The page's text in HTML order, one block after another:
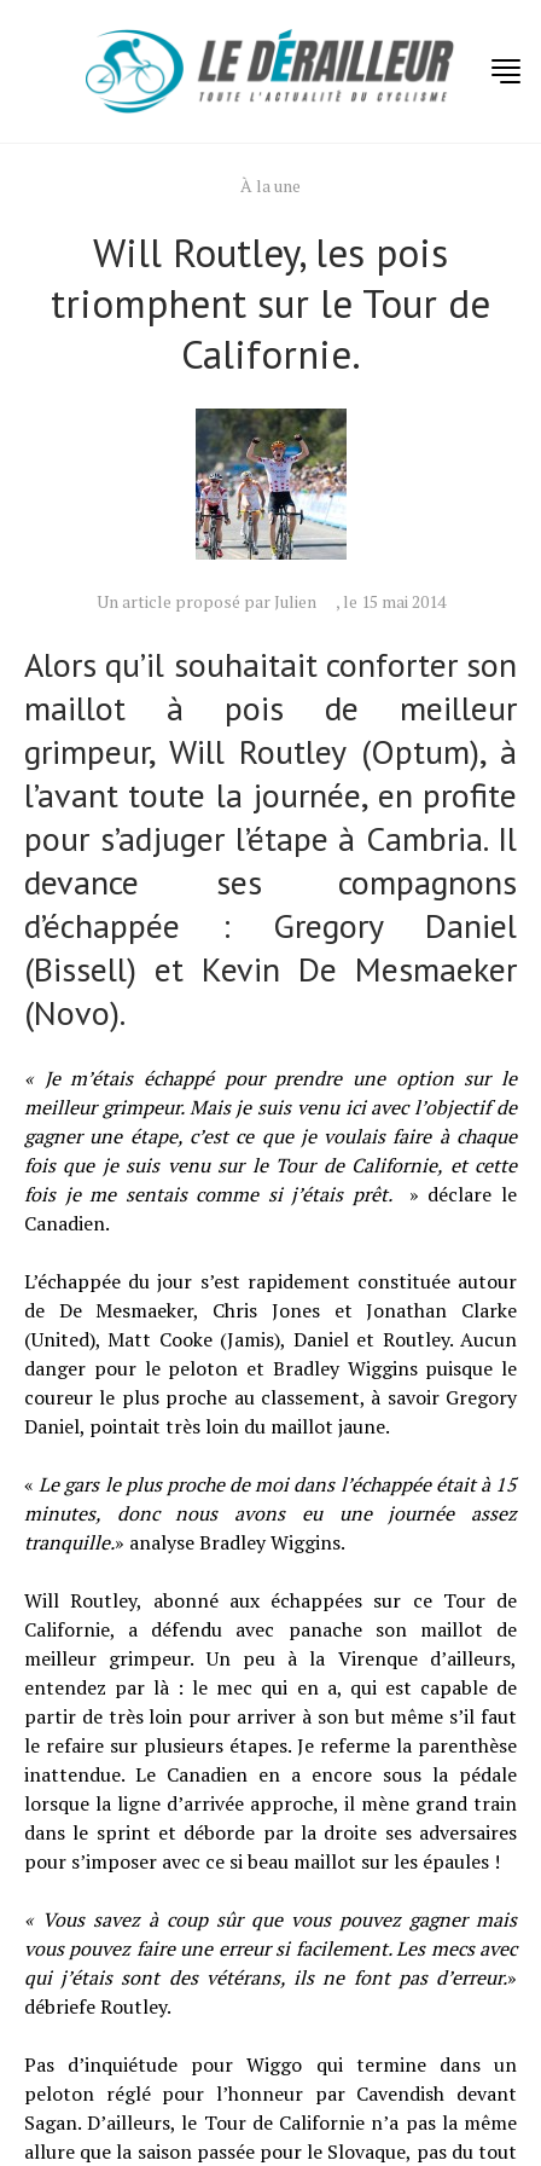
À la une
Will Routley, les pois
triomphent sur le Tour de
Californie.
Un article proposé par Julien , le 15 mai 2014
Alors qu’il souhaitait conforter son
maillot à pois de meilleur
grimpeur, Will Routley (Optum), à
l’avant toute la journée, en profite
pour s’adjuger l’étape à Cambria. Il
devance ses compagnons
d’échappée : Gregory Daniel
(Bissell) et Kevin De Mesmaeker
(Novo).
« Je m’étais échappé pour prendre une option sur le
meilleur grimpeur. Mais je suis venu ici avec l’objectif de
gagner une étape, c’est ce que je voulais faire à chaque
fois que je suis venu sur le Tour de Californie, et cette
fois je me sentais comme si j’étais prêt.
» déclare le
Canadien.
L’échappée du jour s’est rapidement constituée autour
de De Mesmaeker, Chris Jones et Jonathan Clarke
(United), Matt Cooke (Jamis), Daniel et Routley. Aucun
danger pour le peloton et Bradley Wiggins puisque le
coureur le plus proche au classement, à savoir Gregory
Daniel, pointait très loin du maillot jaune.
«Le gars le plus proche de moi dans l’échappée était à 15
minutes, donc nous avons eu une journée assez
tranquille.» analyse Bradley Wiggins.
Will Routley, abonné aux échappées sur ce Tour de
Californie, a défendu avec panache son maillot de
meilleur grimpeur. Un peu à la Virenque d’ailleurs,
entendez par là : le mec qui en a, qui est capable de
partir de très loin pour arriver à son but même s’il faut
le refaire sur plusieurs étapes. Je referme la parenthèse
inattendue. Le Canadien en a encore sous la pédale
lorsque la ligne d’arrivée approche, il mène grand train
dans le sprint et déborde par la droite ses adversaires
pour s’imposer avec ce si beau maillot sur les épaules !
« Vous savez à coup sûr que vous pouvez gagner mais
vous pouvez faire une erreur si facilement. Les mecs avec
qui j’étais sont des vétérans, ils ne font pas d’erreur.»
débriefe Routley.
Pas d’inquiétude pour Wiggo qui termine dans un
peloton réglé pour l’honneur par Cavendish devant
Sagan. D’ailleurs, le Tour de Californie n’a pas la même
allure que la saison passée pour le Slovaque, pas du tout
Actualités
Technologies
Tests de produits
Conseils
Tendances
Tous nos articles
À propos